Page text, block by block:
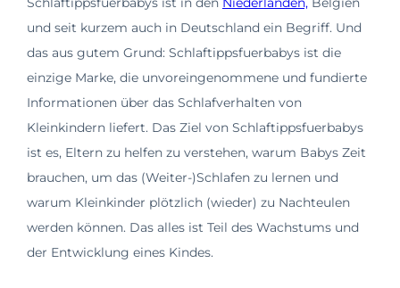
und seit kurzem auch in Deutschland ein Begriff. Und
das aus gutem Grund: Schlaftippsfuerbabys ist die
einzige Marke, die unvoreingenommene und fundierte
Informationen über das Schlafverhalten von
Kleinkindern liefert. Das Ziel von Schlaftippsfuerbabys
ist es, Eltern zu helfen zu verstehen, warum Babys Zeit
brauchen, um das (Weiter-)Schlafen zu lernen und
warum Kleinkinder plötzlich (wieder) zu Nachteulen
werden können. Das alles ist Teil des Wachstums und
der Entwicklung eines Kindes.